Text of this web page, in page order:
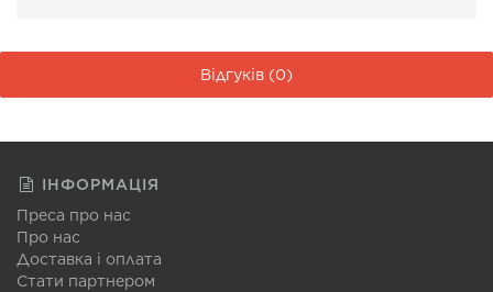
Відгуків (0)
ІНФОРМАЦІЯ
Преса про нас
Про нас
Доставка і оплата
Стати партнером